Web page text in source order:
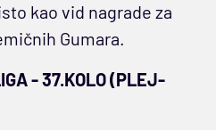
kao vid nagrade za
Gumara.
- 37.KOLO (PLEJ-